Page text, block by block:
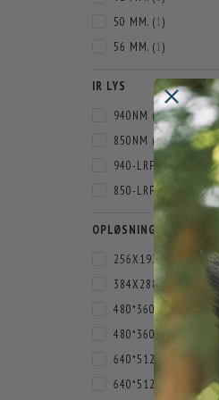
50 MM. (1)
56 MM. (1)
IR LYS
940NM (3)
850NM (2)
940-LRF
850-LRF
OPLØSNING TERMISK
256X192
384X288
480*360 (
480*360 LRF
640*512
640*512 LRF